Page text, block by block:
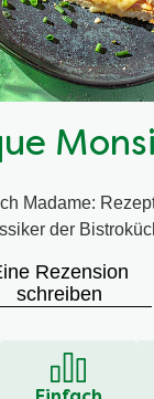
Madame:
der
Rezension
schreiben